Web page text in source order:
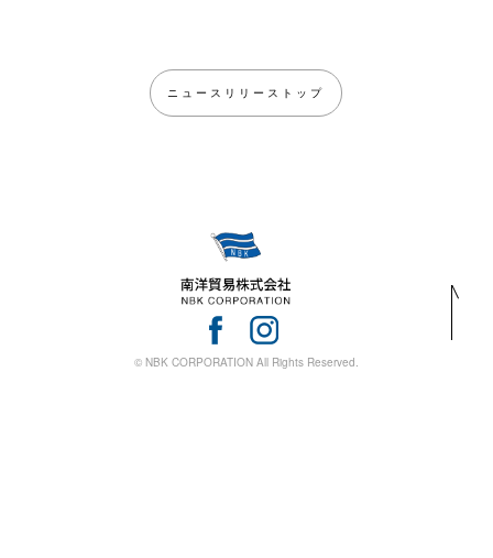
ニュースリリーストップ
© NBK CORPORATION All Rights Reserved.